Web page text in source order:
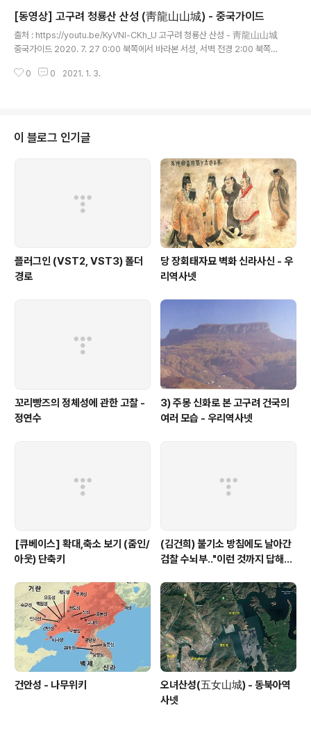
는 뒷길로 나오니 바로 산성이 보인다. 93년 왔을 때는 신발을 벗고 강을 건넜
는데 이제 보를 막아 쉽게 건널 수 있다. 북문을 관찰하고 동벽부터 답사하였다.
북문은 옹성 형태를 갖추었으며 밖으로 다시 큰 흙..
[동영상] 고구려 청룡산 산성 (靑龍山山城) - 중국가이드
출처 : https://youtu.be/KyVNl-CKh_U 고구려 청룡산 산성 - 靑龍山山城
중국가이드 2020. 7. 27 0:00 북쪽에서 바라본 서성, 서벽 전경 2:00 북쪽에
楼子山城/청룡산산성) 표지석 http://www.lnww.com.cn/news/467.html
0 0 2021. 1. 3.
이 블로그 인기글
플러그인 (VST2, VST3) 폴더
경로
당 장회태자묘 벽화 신라사신 - 우
리역사넷
꼬리빵즈의 정체성에 관한 고찰 -
정연수
3) 주몽 신화로 본 고구려 건국의
여러 모습 - 우리역사넷
[큐베이스] 확대,축소 보기 (줌인/
아웃) 단축키
(김건희) 불기소 방침에도 날아간
검찰 수뇌부‥"이런 것까지 답해야
건안성 - 나무위키
오녀산성(五女山城) - 동북아역
사넷